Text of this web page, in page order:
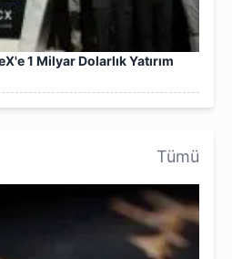
1 Milyar Dolarlık Yatırım
Tümü